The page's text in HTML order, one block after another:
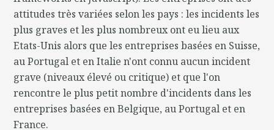
attitudes très variées selon les pays : les incidents les
plus graves et les plus nombreux ont eu lieu aux
Etats-Unis alors que les entreprises basées en Suisse,
au Portugal et en Italie n'ont connu aucun incident
grave (niveaux élevé ou critique) et que l'on
rencontre le plus petit nombre d'incidents dans les
entreprises basées en Belgique, au Portugal et en
France.